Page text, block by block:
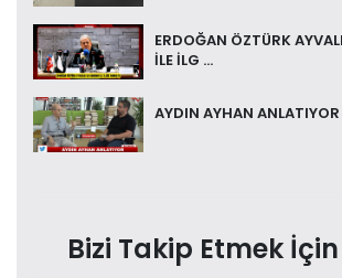
ERDOĞAN ÖZTÜRK
İLE İLG ...
AYDIN AYHAN
Bizi Takip Etmek İçin